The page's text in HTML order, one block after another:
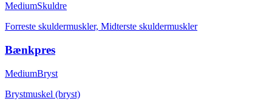
MediumSkuldre
Forreste skuldermuskler, Midterste skuldermuskler
Bænkpres
MediumBryst
Brystmuskel (bryst)